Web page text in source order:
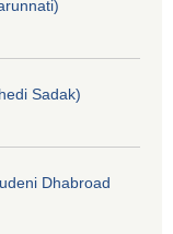
Sadak)
Dhabroad